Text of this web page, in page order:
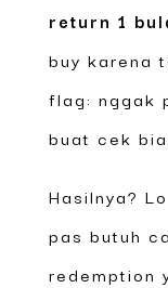
return 1
buy karena
flag: nggak
buat cek
Hasilnya?
pas butuh
redemption